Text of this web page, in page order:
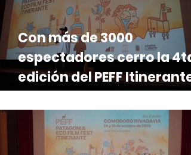
Con más de 3000
espectadores cerro la 4ta
edición del PEFF Itinerante
en Comodoro Rivadavia